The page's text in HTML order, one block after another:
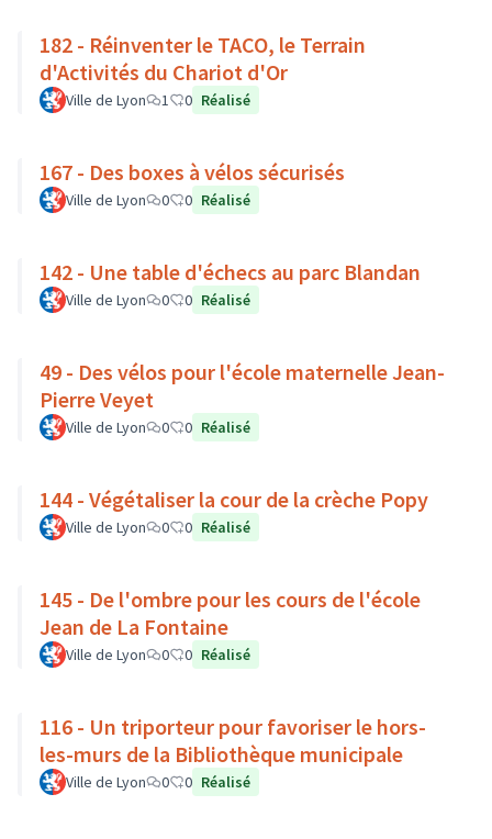
182 - Réinventer le TACO, le Terrain
d'Activités du Chariot d'Or
Ville de Lyon 1 0 Réalisé
167 - Des boxes à vélos sécurisés
Ville de Lyon 0 0 Réalisé
142 - Une table d'échecs au parc Blandan
Ville de Lyon 0 0 Réalisé
49 - Des vélos pour l'école maternelle Jean-
Pierre Veyet
Ville de Lyon 0 0 Réalisé
144 - Végétaliser la cour de la crèche Popy
Ville de Lyon 0 0 Réalisé
145 - De l'ombre pour les cours de l'école
Jean de La Fontaine
Ville de Lyon 0 0 Réalisé
116 - Un triporteur pour favoriser le hors-
les-murs de la Bibliothèque municipale
Ville de Lyon 0 0 Réalisé